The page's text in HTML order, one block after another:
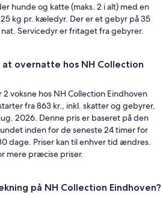
hunde og katte (maks. 2 i alt) med en
kg pr. kæledyr. Der er et gebyr på 35
Servicedyr er fritaget fra gebyrer.
overnatte hos NH Collection
2 voksne hos NH Collection Eindhoven
fra 863 kr., inkl. skatter og gebyrer,
2026. Denne pris er baseret på den
inden for de seneste 24 timer for
dage. Priser kan til enhver tid ændres.
mere præcise priser.
på NH Collection Eindhoven?